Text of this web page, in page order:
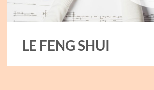
LE FENG SHUI